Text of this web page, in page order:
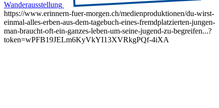
Wanderausstellung
https://www.erinnern-fuer-morgen.ch/medienproduktionen/du-wirst-
einmal-alles-erben-aus-dem-tagebuch-eines-fremdplatzierten-jungen-
man-braucht-oft-ein-ganzes-leben-um-seine-jugend-zu-begreifen...?
token=wPFB19JELm6KyVkYI13XVRkgPQf-4iXA